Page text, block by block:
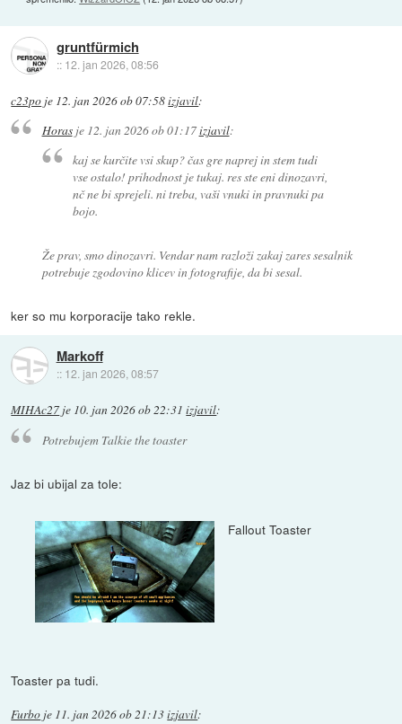
gruntfürmich
:: 12. jan 2026, 08:56
c23po je 12. jan 2026 ob 07:58izjavil:
Horasje 12. jan 2026 ob 01:17izjavil:
kaj se kurčite vsi skup? čas gre naprej in stem tudi
vse ostalo! prihodnost je tukaj. res ste eni dinozavri,
nč ne bi sprejeli. ni treba, vaši vnuki in pravnuki pa
bojo.
Že prav, smo dinozavri. Vendar nam razloži zakaj zares sesalnik
potrebuje zgodovino klicev in fotografije, da bi sesal.
ker so mu korporacije tako rekle.
Markoff
:: 12. jan 2026, 08:57
MIHAc27 je 10. jan 2026 ob 22:31 izjavil:
Potrebujem Talkie the toaster
Jaz bi ubijal za tole:
Fallout Toaster
Toaster pa tudi.
Furbo je 11. jan 2026 ob 21:13izjavil: